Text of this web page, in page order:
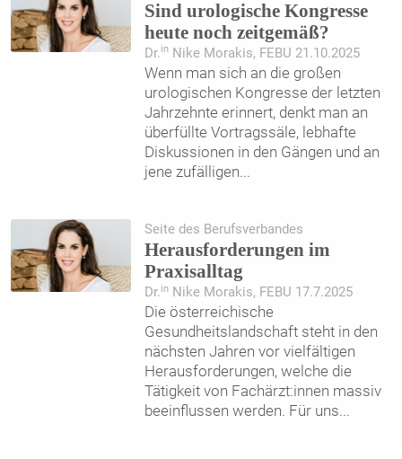
Sind urologische Kongresse
heute noch zeitgemäß?
Dr.inNike Morakis, FEBU 21.10.2025
Wenn man sich an die großen
urologischen Kongresse der letzten
Jahrzehnte erinnert, denkt man an
überfüllte Vortragssäle, lebhafte
Diskussionen in den Gängen und an
jene zufälligen...
Seite des Berufsverbandes
Herausforderungen im
Praxisalltag
Dr.inNike Morakis, FEBU 17.7.2025
Die österreichische
Gesundheitslandschaft steht in den
nächsten Jahren vor vielfältigen
Herausforderungen, welche die
Tätigkeit von Fachärzt:innen massiv
beeinflussen werden. Für uns...